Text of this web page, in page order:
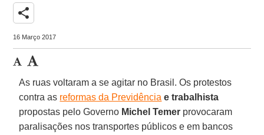
share
16 Março 2017
As ruas voltaram a se agitar no Brasil. Os protestos
contra as reformas da Previdência e trabalhista
propostas pelo Governo Michel Temer provocaram
paralisações nos transportes públicos e em bancos